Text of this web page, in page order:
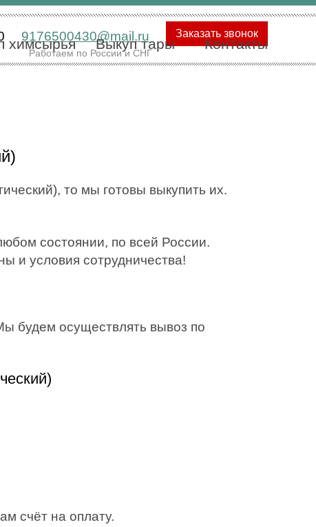
9176500430@mail.ru
Работаем по России и СНГ
Заказать звонок
химсырья Выкуп тары Контакты
то мы готовы выкупить их.
состоянии, по всей России.
и условия сотрудничества!
будем осуществлять вывоз по
счёт на оплату.